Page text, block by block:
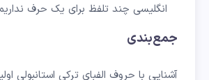
انگلیسی چند تلفظ برای یک حرف
جمع‌بندی
آشنایی با حروف الفبای ترکی استانبولی